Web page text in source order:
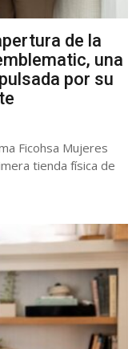
de la
una
por su
Ficohsa Mujeres
tienda física de